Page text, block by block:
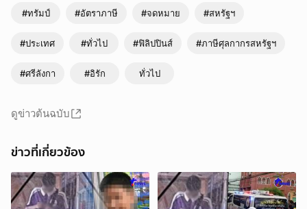
#ทรัมป์ #อัตราภาษี #จดหมาย #สหรัฐฯ
#ประเทศ #ทั่วไป #ฟิลิปปินส์ #ภาษีศุลกากรสหรัฐฯ
#ศรีลังกา #อิรัก ทั่วไป
ดูข่าวต้นฉบับ
ข่าวที่เกี่ยวข้อง